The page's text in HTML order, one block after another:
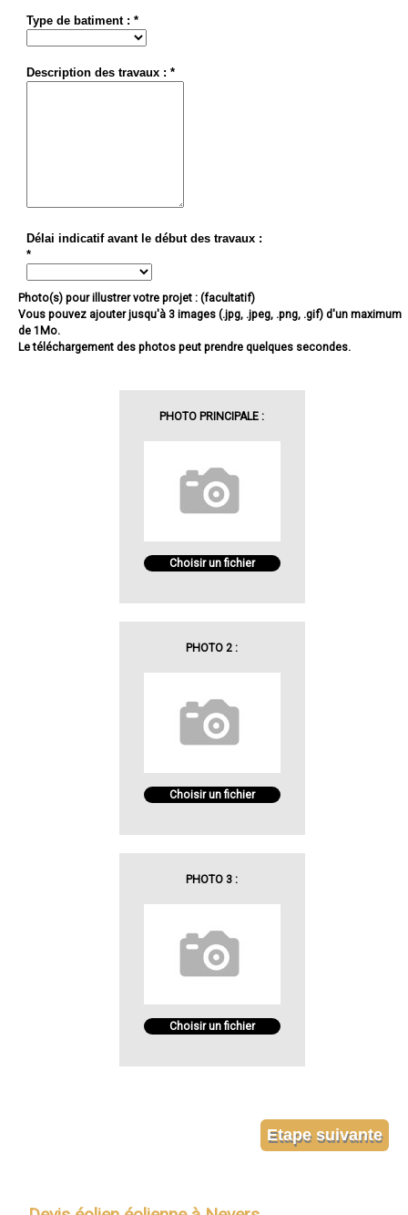
Type de batiment : *
Description des travaux : *
Délai indicatif avant le début des travaux :
*
Photo(s) pour illustrer votre projet : (facultatif)
Vous pouvez ajouter jusqu'à 3 images (.jpg, .jpeg, .png, .gif) d'un maximum
de 1Mo.
Le téléchargement des photos peut prendre quelques secondes.
PHOTO PRINCIPALE :
Choisir un fichier
PHOTO 2 :
Choisir un fichier
PHOTO 3 :
Choisir un fichier